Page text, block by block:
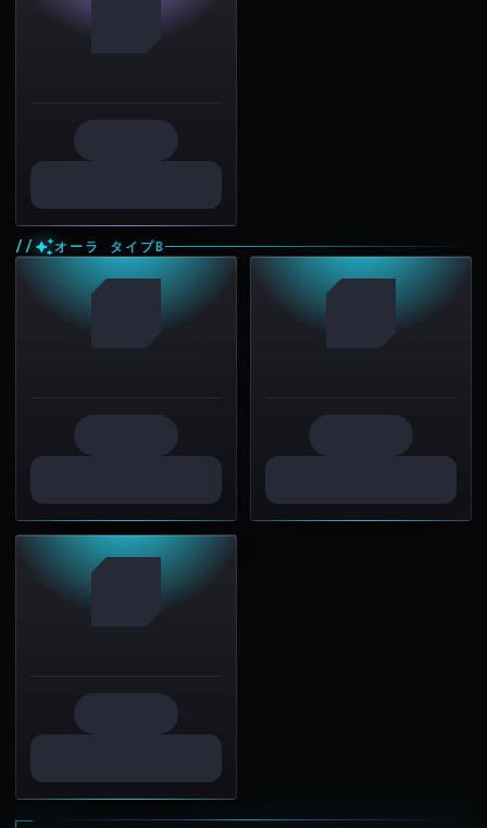
オーラ タイプB